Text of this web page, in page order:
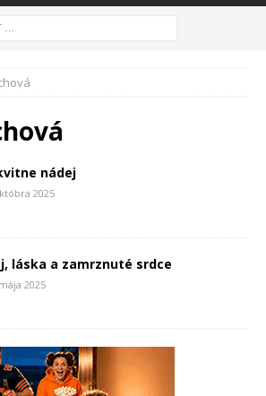
nádej
2025
láska a zamrznuté srdce
2025